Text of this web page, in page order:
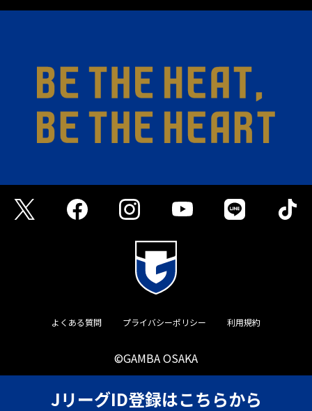
JリーグID登録はこちらから
よくある質問 プライバシーポリシー 利用規約
©GAMBA OSAKA